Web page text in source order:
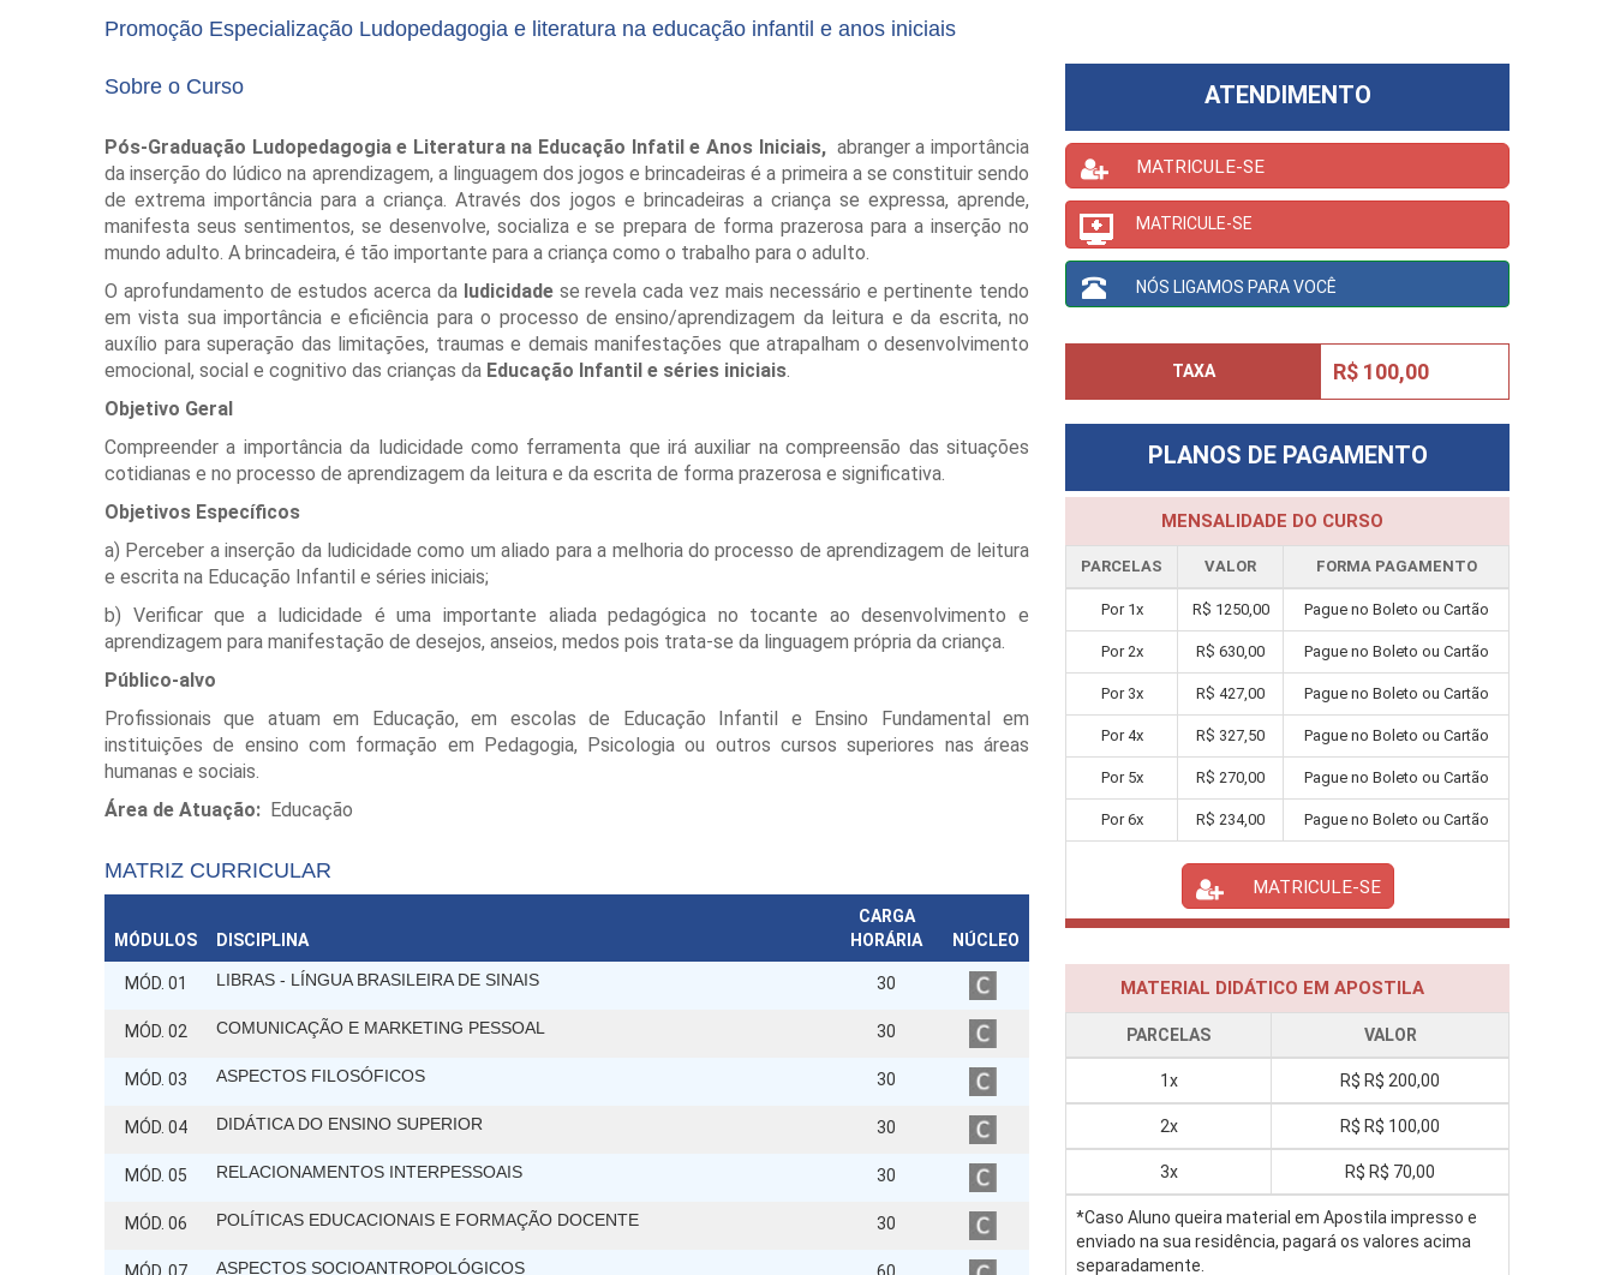
Promoção Especialização Ludopedagogia e literatura na educação infantil e anos iniciais
Sobre o Curso
Pós-Graduação Ludopedagogia e Literatura na Educação Infatil e Anos Iniciais,abranger a importância
da inserção do lúdico na aprendizagem, a linguagem dos jogos e brincadeiras é a primeira a se constituir sendo
de extrema importância para a criança. Através dos jogos e brincadeiras a criança se expressa, aprende,
manifesta seus sentimentos, se desenvolve, socializa e se prepara de forma prazerosa para a inserção no
mundo adulto. A brincadeira, é tão importante para a criança como o trabalho para o adulto.
O aprofundamento de estudos acerca da ludicidadese revela cada vez mais necessário e pertinente tendo
em vista sua importância e eficiência para o processo de ensino/aprendizagem da leitura e da escrita, no
auxílio para superação das limitações, traumas e demais manifestações que atrapalham o desenvolvimento
emocional, social e cognitivo das crianças da Educação Infantil e séries iniciais.
Objetivo Geral
Compreender a importância da ludicidade como ferramenta que irá auxiliar na compreensão das situações
cotidianas e no processo de aprendizagem da leitura e da escrita de forma prazerosa e significativa.
Objetivos Específicos
a) Perceber a inserção da ludicidade como um aliado para a melhoria do processo de aprendizagem de leitura
e escrita na Educação Infantil e séries iniciais;
b) Verificar que a ludicidade é uma importante aliada pedagógica no tocante ao desenvolvimento e
aprendizagem para manifestação de desejos, anseios, medos pois trata-se da linguagem própria da criança.
Público-alvo
Profissionais que atuam em Educação, em escolas de Educação Infantil e Ensino Fundamental em
instituições de ensino com formação em Pedagogia, Psicologia ou outros cursos superiores nas áreas
humanas e sociais.
Área de Atuação: Educação
MATRIZ CURRICULAR
MÓDULOS DISCIPLINA
CARGA
HORÁRIA
NÚCLEO
MÓD. 01 LIBRAS - LÍNGUA BRASILEIRA DE SINAIS 30
MÓD. 02 COMUNICAÇÃO E MARKETING PESSOAL 30
MÓD. 03 ASPECTOS FILOSÓFICOS 30
MÓD. 04 DIDÁTICA DO ENSINO SUPERIOR 30
MÓD. 05 RELACIONAMENTOS INTERPESSOAIS 30
MÓD. 06 POLÍTICAS EDUCACIONAIS E FORMAÇÃO DOCENTE 30
ASPECTOS SOCIOANTROPOLÓGICOS
ATENDIMENTO
MATRICULE-SE
MATRICULE-SE
NÓS LIGAMOS PARA VOCÊ
TAXA R$ 100,00
PLANOS DE PAGAMENTO
MENSALIDADE DO CURSO
PARCELAS VALOR FORMA PAGAMENTO
Por 1x R$ 1250,00 Pague no Boleto ou Cartão
Por2x R$ 630,00 Pague no Boleto ou Cartão
Por 3x R$ 427,00 Pague no Boleto ou Cartão
Por4x R$ 327,50 Pague no Boleto ou Cartão
Por 5x R$ 270,00 Pague no Boleto ou Cartão
Por6x R$ 234,00 Pague no Boleto ou Cartão
MATRICULE-SE
MATERIAL DIDÁTICO EM APOSTILA
PARCELAS VALOR
1x R$ R$ 200,00
2x R$ R$ 100,00
3x R$ R$ 70,00
*Caso Aluno queira material em Apostila impresso e
enviado na sua residência, pagará os valores acima
separadamente.